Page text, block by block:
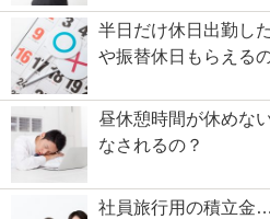
半日だけ休日出勤し
や振替休日もらえる
昼休憩時間が休めな
なされるの？
社員旅行用の積立金